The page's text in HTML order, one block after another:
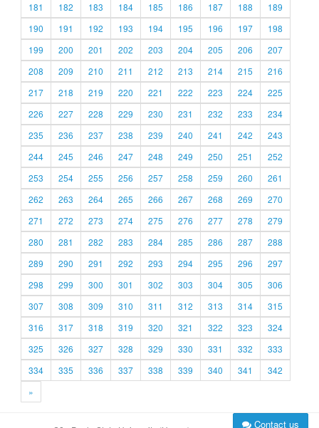
181
182 183 184 185 186 187 188
189
190
191 192 193 194 195 196 197
198
199
200 201 202 203 204 205 206
207
208
209 210 211 212 213 214 215
216
217
218 219 220 221 222 223 224
225
226
227 228 229 230 231 232 233
234
235
236 237 238 239 240 241 242
243
244
245 246 247 248 249 250 251
252
253
254 255 256 257 258 259 260
261
262
263 264 265 266 267 268 269
270
271
272 273 274 275 276 277 278
279
280
281 282 283 284 285 286 287
288
289
290 291 292 293 294 295 296
297
298
299 300 301 302 303 304 305
306
307
308 309 310 311 312 313 314
315
316
317 318 319 320 321 322 323
324
325
326 327 328 329 330 331 332
333
334
335 336 337 338 339 340 341
342
»
Contact us